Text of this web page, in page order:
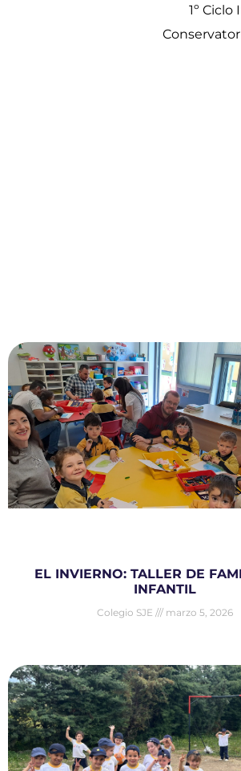
1º Ciclo
EL INVIERNO: TALLER DE
INFANTIL
Colegio SJE marzo 5, 2026